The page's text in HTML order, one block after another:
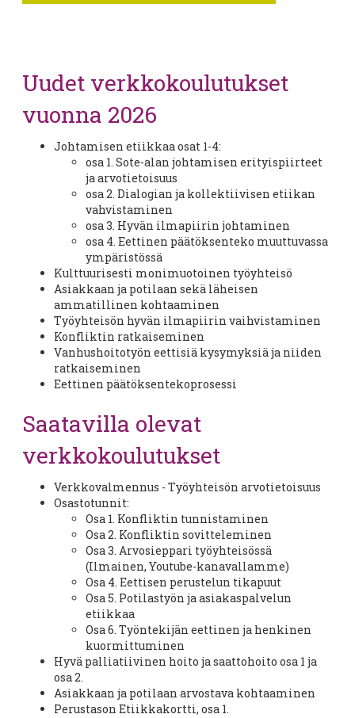
Uudet verkkokoulutukset
vuonna 2026
Johtamisen etiikkaa osat 1-4:
osa 1. Sote-alan johtamisen erityispiirteet
ja arvotietoisuus
osa 2. Dialogian ja kollektiivisen etiikan
vahvistaminen
osa 3. Hyvän ilmapiirin johtaminen
osa 4. Eettinen päätöksenteko muuttuvassa
ympäristössä
Kulttuurisesti monimuotoinen työyhteisö
Asiakkaan ja potilaan sekä läheisen
ammatillinen kohtaaminen
Työyhteisön hyvän ilmapiirin vaihvistaminen
Konfliktin ratkaiseminen
Vanhushoitotyön eettisiä kysymyksiä ja niiden
ratkaiseminen
Eettinen päätöksentekoprosessi
Saatavilla olevat
verkkokoulutukset
Verkkovalmennus - Työyhteisön arvotietoisuus
Osastotunnit:
Osa 1. Konfliktin tunnistaminen
Osa 2. Konfliktin sovitteleminen
Osa 3. Arvosieppari työyhteisössä
(Ilmainen, Youtube-kanavallamme)
Osa 4. Eettisen perustelun tikapuut
Osa 5. Potilastyön ja asiakaspalvelun
etiikkaa
Osa 6. Työntekijän eettinen ja henkinen
kuormittuminen
Hyvä palliatiivinen hoito ja saattohoito osa 1 ja
osa 2.
Asiakkaan ja potilaan arvostava kohtaaminen
Perustason Etiikkakortti, osa 1.